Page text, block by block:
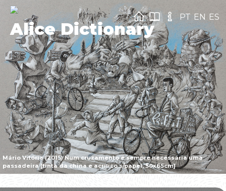
Mário Vitória (2015) Num cruzamento é sempre necessária uma
passadeira [tinta da china e acrílico s/papel, 50x65cm]
Alice Dictionary
PT EN ES